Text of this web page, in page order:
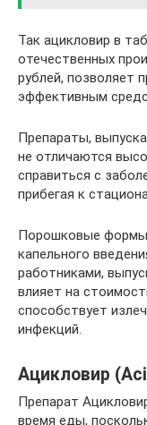
Так ацикловир в
отечественных
рублей, позволяет
эффективным
Препараты,
не отличаются
справиться с
прибегая к
Порошковые формы
капельного
работниками,
влияет на
способствует
инфекций.
Ацикловир
Препарат
время еды,